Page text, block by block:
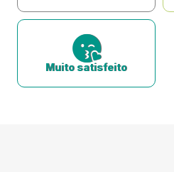
Muito satisfeito